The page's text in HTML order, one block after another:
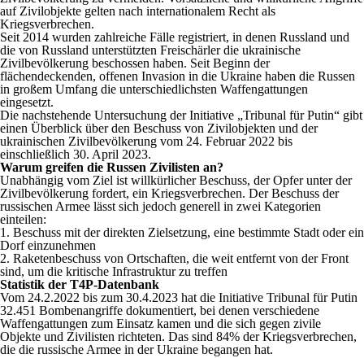
auf Zivilobjekte gelten nach internationalem Recht als
Kriegsverbrechen.
Seit 2014 wurden zahlreiche Fälle registriert, in denen Russland und
die von Russland unterstützten Freischärler die ukrainische
Zivilbevölkerung beschossen haben. Seit Beginn der
flächendeckenden, offenen Invasion in die Ukraine haben die Russen
in großem Umfang die unterschiedlichsten Waffengattungen
eingesetzt.
Die nachstehende Untersuchung der Initiative „Tribunal für Putin“ gibt
einen Überblick über den Beschuss von Zivilobjekten und der
ukrainischen Zivilbevölkerung vom 24. Februar 2022 bis
einschließlich 30. April 2023.
Warum greifen die Russen Zivilisten an?
Unabhängig vom Ziel ist willkürlicher Beschuss, der Opfer unter der
Zivilbevölkerung fordert, ein Kriegsverbrechen. Der Beschuss der
russischen Armee lässt sich jedoch generell in zwei Kategorien
einteilen:
1. Beschuss mit der direkten Zielsetzung, eine bestimmte Stadt oder ein
Dorf einzunehmen
2. Raketenbeschuss von Ortschaften, die weit entfernt von der Front
sind, um die kritische Infrastruktur zu treffen
Statistik der T4P-Datenbank
Vom 24.2.2022 bis zum 30.4.2023 hat die Initiative Tribunal für Putin
32.451 Bombenangriffe dokumentiert, bei denen verschiedene
Waffengattungen zum Einsatz kamen und die sich gegen zivile
Objekte und Zivilisten richteten. Das sind 84% der Kriegsverbrechen,
die die russische Armee in der Ukraine begangen hat.